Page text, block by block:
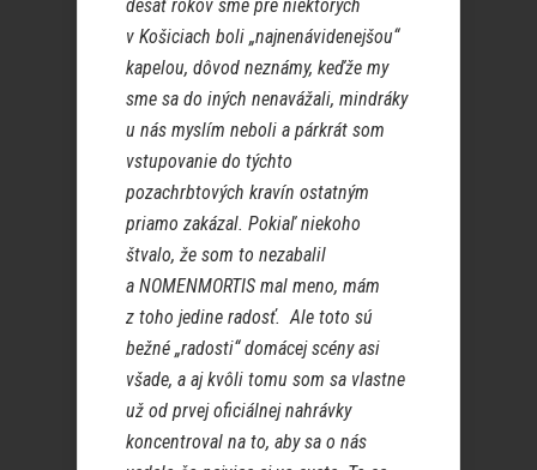
desať rokov sme pre niektorých
v Košiciach boli „najnenávidenejšou“
kapelou, dôvod neznámy, keďže my
sme sa do iných nenavážali, mindráky
u nás myslím neboli a párkrát som
vstupovanie do týchto
pozachrbtových kravín ostatným
priamo zakázal. Pokiaľ niekoho
štvalo, že som to nezabalil
a NOMENMORTIS mal meno, mám
z toho jedine radosť. Ale toto sú
bežné „radosti“ domácej scény asi
všade, a aj kvôli tomu som sa vlastne
už od prvej oficiálnej nahrávky
koncentroval na to, aby sa o nás